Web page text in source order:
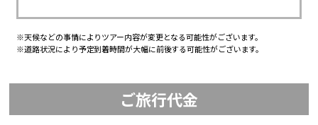
※天候などの事情によりツアー内容が変更となる可能性がございます。
※道路状況により予定到着時間が大幅に前後する可能性がございます。
ご旅行代金